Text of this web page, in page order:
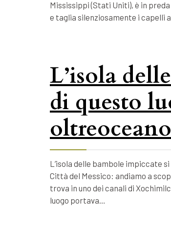
Mississippi (Stati Uniti), è in
e taglia silenziosamente i capelli
L’isola
di questo
oltreoceano
L’isola delle bambole impiccate
Città del Messico: andiamo a
trova in uno dei canali di
luogo portava…